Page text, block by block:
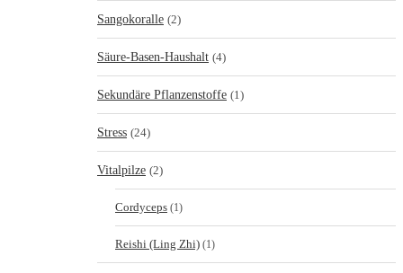
Sangokoralle (2)
Säure-Basen-Haushalt (4)
Sekundäre Pflanzenstoffe (1)
Stress (24)
Vitalpilze (2)
Cordyceps (1)
Reishi (Ling Zhi) (1)